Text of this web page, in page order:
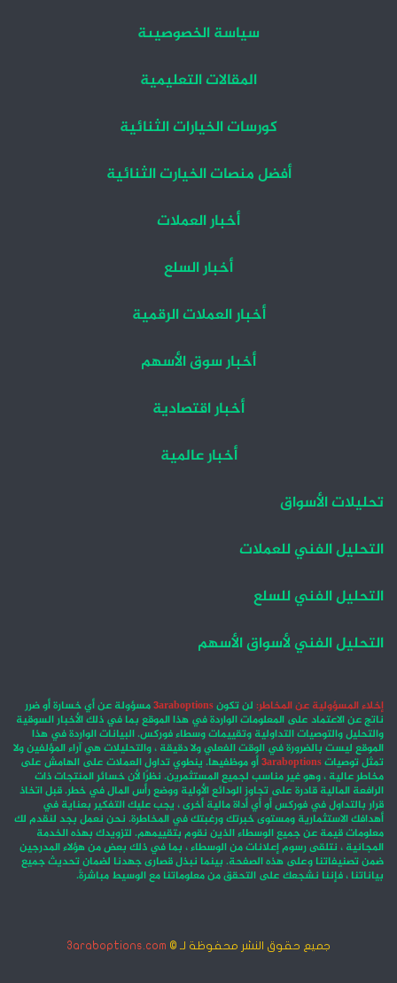
سياسة الخصوصيىة
المقالات التعليمية
كورسات الخيارات الثنائية
أفضل منصات الخيارت الثنائية
أخبار العملات
أخبار السلع
أخبار العملات الرقمية
أخبار سوق الأسهم
أخبار اقتصادية
أخبار عالمية
تحليلات الأسواق
التحليل الفني للعملات
التحليل الفني للسلع
التحليل الفني لأسواق الأسهم
إخلاء المسؤولية عن المخاطر: لن تكون3araboptionsمسؤولة عن أي خسارة أو ضرر
ناتج عن الاعتماد على المعلومات الواردة في هذا الموقع بما في ذلك الأخبار السوقية
والتحليل والتوصيات التداولية وتقييمات وسطاء فوركس. البيانات الواردة في هذا
الموقع ليست بالضرورة في الوقت الفعلي ولا دقيقة ، والتحليلات هي آراء المؤلفين ولا
تمثل توصيات3araboptionsأو موظفيها. ينطوي تداول العملات على الهامش على
مخاطر عالية ، وهو غير مناسب لجميع المستثمرين. نظرًا لأن خسائر المنتجات ذات
الرافعة المالية قادرة على تجاوز الودائع الأولية ووضع رأس المال في خطر. قبل اتخاذ
قرار بالتداول في فوركس أو أي أداة مالية أخرى ، يجب عليك التفكير بعناية في
أهدافك الاستثمارية ومستوى خبرتك ورغبتك في المخاطرة. نحن نعمل بجد لنقدم لك
معلومات قيمة عن جميع الوسطاء الذين نقوم بتقييمهم. لتزويدك بهذه الخدمة
المجانية ، نتلقى رسوم إعلانات من الوسطاء ، بما في ذلك بعض من هؤلاء المدرجين
ضمن تصنيفاتنا وعلى هذه الصفحة. بينما نبذل قصارى جهدنا لضمان تحديث جميع
بياناتنا ، فإننا نشجعك على التحقق من معلوماتنا مع الوسيط مباشرةً.
جميع حقوق النشر محفوظة لـ © 3araboptions.com